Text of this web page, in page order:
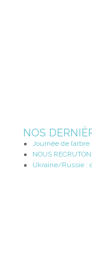
NOS
Journée de l’arbre
NOUS
Ukraine/Russie :